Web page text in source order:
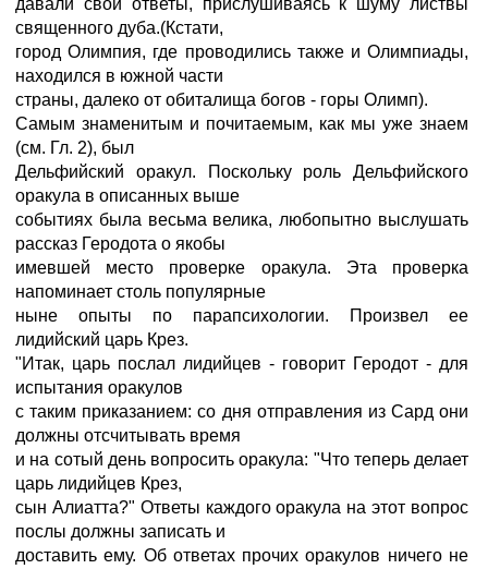
давали свои ответы, прислушиваясь к шуму листвы
священного дуба.(Кстати,
город Олимпия, где проводились также и Олимпиады,
находился в южной части
страны, далеко от обиталища богов - горы Олимп).
Самым знаменитым и почитаемым, как мы уже знаем
(см. Гл. 2), был
Дельфийский оракул. Поскольку роль Дельфийского
оракула в описанных выше
событиях была весьма велика, любопытно выслушать
рассказ Геродота о якобы
имевшей место проверке оракула. Эта проверка
напоминает столь популярные
ныне опыты по парапсихологии. Произвел ее
лидийский царь Крез.
"Итак, царь послал лидийцев - говорит Геродот - для
испытания оракулов
с таким приказанием: со дня отправления из Сард они
должны отсчитывать время
и на сотый день вопросить оракула: "Что теперь делает
царь лидийцев Крез,
сын Алиатта?" Ответы каждого оракула на этот вопрос
послы должны записать и
доставить ему. Об ответах прочих оракулов ничего не